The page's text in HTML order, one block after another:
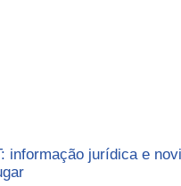
informação jurídica e